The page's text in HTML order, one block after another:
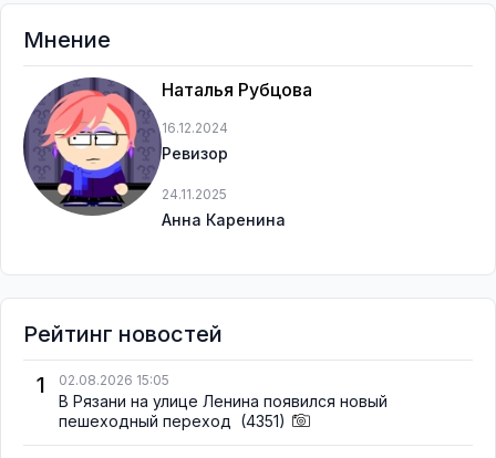
Мнение
Наталья Рубцова
16.12.2024
Ревизор
24.11.2025
Анна Каренина
Рейтинг новостей
1
02.08.2026 15:05
В Рязани на улице Ленина появился новый
пешеходный переход (4351)